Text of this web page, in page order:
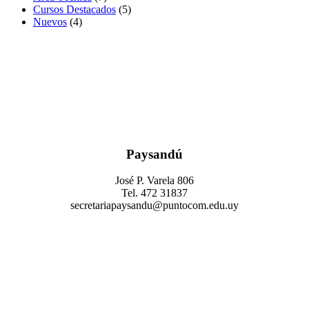
Cursos Destacados (5)
Nuevos (4)
Paysandú
José P. Varela 806
Tel. 472 31837
secretariapaysandu@puntocom.edu.uy